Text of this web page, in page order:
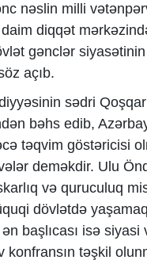
nəslin milli
daim diqqət
gənclər siyasətinin
açıb.
sədri
bəhs edib,
təqvim göstəricisi
deməkdir. Ulu
və quruculuq
dövlətdə
başlıcası isə
təşkil